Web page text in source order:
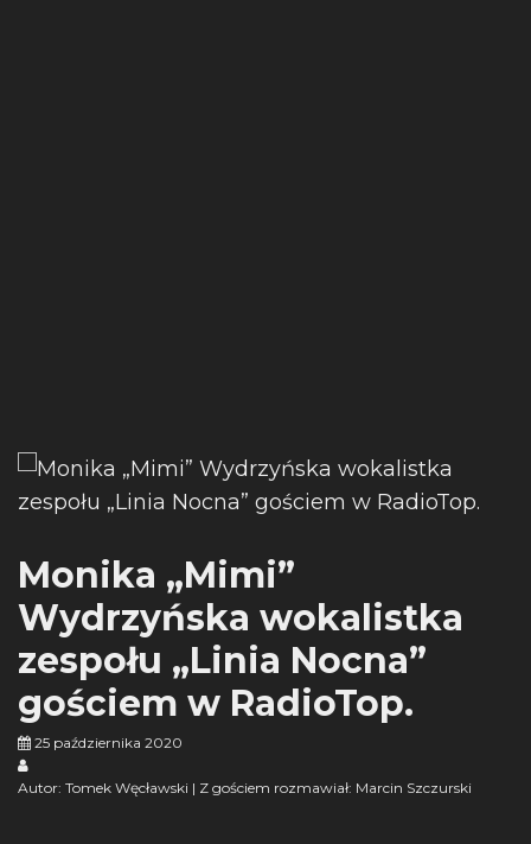
Monika „Mimi”
Wydrzyńska wokalistka
zespołu „Linia Nocna”
gościem w RadioTop.
25 października 2020
Autor: Tomek Węcławski | Z gościem rozmawiał: Marcin Szczurski